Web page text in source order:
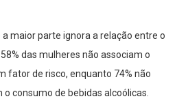
maior parte ignora a relação entre o
das mulheres não associam o
fator de risco, enquanto 74% não
consumo de bebidas alcoólicas.